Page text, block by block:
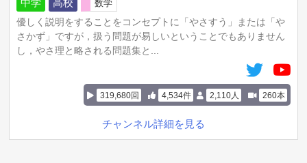
中学 高校
数学
優しく説明をすることをコンセプトに「やさすう」または「や
さかず」ですが，扱う問題が易しいということでもありません
し，やさ理と略される問題集と...
2,110人 260本
319,680回 4,534件
チャンネル詳細を見る